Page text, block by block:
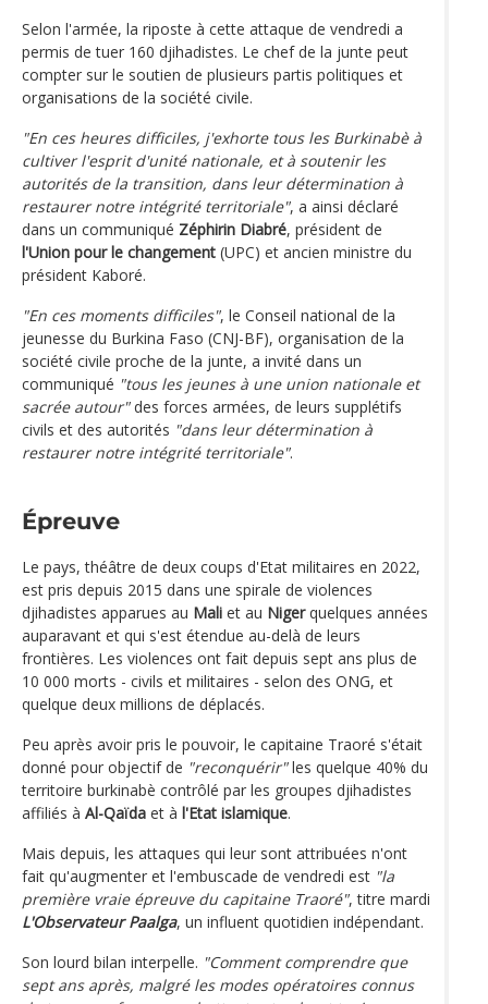
Selon l'armée, la riposte à cette attaque de vendredi a
permis de tuer 160 djihadistes. Le chef de la junte peut
compter sur le soutien de plusieurs partis politiques et
organisations de la société civile.
"En ces heures difficiles, j'exhorte tous les Burkinabè à
cultiver l'esprit d'unité nationale, et à soutenir les
autorités de la transition, dans leur détermination à
restaurer notre intégrité territoriale", a ainsi déclaré
dans un communiqué Zéphirin Diabré, président de
l'Union pour le changement (UPC) et ancien ministre du
président Kaboré.
"En ces moments difficiles", le Conseil national de la
jeunesse du Burkina Faso (CNJ-BF), organisation de la
société civile proche de la junte, a invité dans un
communiqué "tous les jeunes à une union nationale et
sacrée autour"des forces armées, de leurs supplétifs
civils et des autorités "dans leur détermination à
restaurer notre intégrité territoriale".
Épreuve
Le pays, théâtre de deux coups d'Etat militaires en 2022,
est pris depuis 2015 dans une spirale de violences
djihadistes apparues au Mali et au Nigerquelques années
auparavant et qui s'est étendue au-delà de leurs
frontières. Les violences ont fait depuis sept ans plus de
10 000 morts - civils et militaires - selon des ONG, et
quelque deux millions de déplacés.
Peu après avoir pris le pouvoir, le capitaine Traoré s'était
donné pour objectif de "reconquérir"les quelque 40% du
territoire burkinabè contrôlé par les groupes djihadistes
affiliés à Al-Qaïda et à l'Etat islamique.
Mais depuis, les attaques qui leur sont attribuées n'ont
fait qu'augmenter et l'embuscade de vendredi est "la
première vraie épreuve du capitaine Traoré", titre mardi
L'Observateur Paalga, un influent quotidien indépendant.
Son lourd bilan interpelle. "Comment comprendre que
sept ans après, malgré les modes opératoires connus